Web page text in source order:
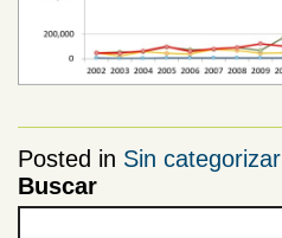
Posted in Sin categorizar
Buscar